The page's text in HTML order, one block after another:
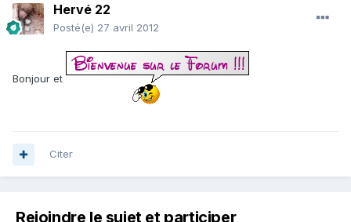
Hervé 22
Posté(e) 27 avril 2012
Bonjour et
Citer
Rejoindre le sujet et participer